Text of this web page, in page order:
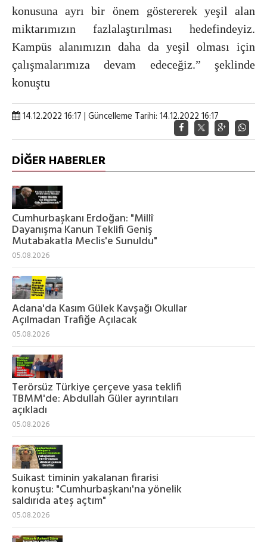
konusuna ayrı bir önem göstererek yeşil alan
miktarımızın fazlalaştırılması hedefindeyiz.
Kampüs alanımızın daha da yeşil olması için
çalışmalarımıza devam edeceğiz.” şeklinde
konuştu
14.12.2022 16:17 | Güncelleme Tarihi: 14.12.2022 16:17
DİĞER HABERLER
Cumhurbaşkanı Erdoğan: "Millî
Dayanışma Kanun Teklifi Geniş
Mutabakatla Meclis'e Sunuldu"
05.08.2026
Adana'da Kasım Gülek Kavşağı Okullar
Açılmadan Trafiğe Açılacak
05.08.2026
Terörsüz Türkiye çerçeve yasa teklifi
TBMM'de: Abdullah Güler ayrıntıları
açıkladı
05.08.2026
Suikast timinin yakalanan firarisi
konuştu: "Cumhurbaşkanı'na yönelik
saldırıda ateş açtım"
05.08.2026